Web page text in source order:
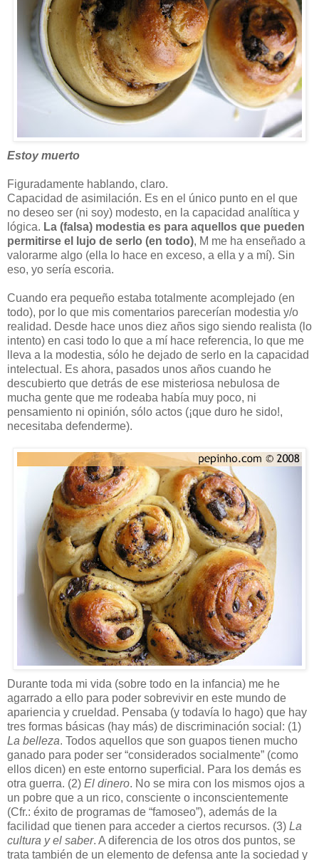
Estoy muerto
Figuradamente hablando, claro.
Capacidad de asimilación. Es en el único punto en el que
no deseo ser (ni soy) modesto, en la capacidad analítica y
lógica. La (falsa) modestia es para aquellos que pueden
permitirse el lujo de serlo (en todo), M me ha enseñado a
valorarme algo (ella lo hace en exceso, a ella y a mí). Sin
eso, yo sería escoria.
Cuando era pequeño estaba totalmente acomplejado (en
todo), por lo que mis comentarios parecerían modestia y/o
realidad. Desde hace unos diez años sigo siendo realista (lo
intento) en casi todo lo que a mí hace referencia, lo que me
lleva a la modestia, sólo he dejado de serlo en la capacidad
intelectual. Es ahora, pasados unos años cuando he
descubierto que detrás de ese misteriosa nebulosa de
mucha gente que me rodeaba había muy poco, ni
pensamiento ni opinión, sólo actos (¡que duro he sido!,
necesitaba defenderme).
Durante toda mi vida (sobre todo en la infancia) me he
agarrado a ello para poder sobrevivir en este mundo de
apariencia y crueldad. Pensaba (y todavía lo hago) que hay
tres formas básicas (hay más) de discriminación social: (1)
La belleza. Todos aquellos que son guapos tienen mucho
ganado para poder ser “considerados socialmente” (como
ellos dicen) en este entorno superficial. Para los demás es
otra guerra. (2) El dinero. No se mira con los mismos ojos a
un pobre que a un rico, consciente o inconscientemente
(Cfr.: éxito de programas de “famoseo”), además de la
facilidad que tienen para acceder a ciertos recursos. (3) La
cultura y el saber. A diferencia de los otros dos puntos, se
trata también de un elemento de defensa ante la sociedad y